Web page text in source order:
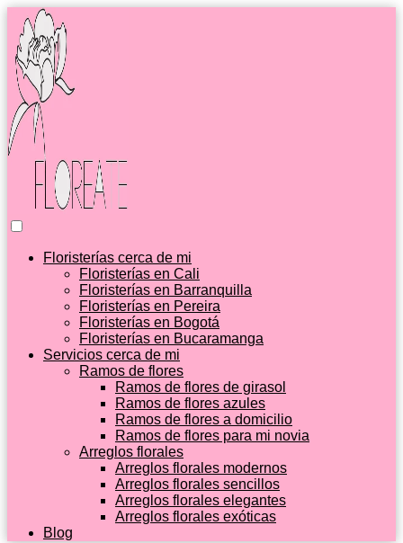
Floristerías cerca de mi
Floristerías en Cali
Floristerías en Barranquilla
Floristerías en Pereira
Floristerías en Bogotá
Floristerías en Bucaramanga
Servicios cerca de mi
Ramos de flores
Ramos de flores de girasol
Ramos de flores azules
Ramos de flores a domicilio
Ramos de flores para mi novia
Arreglos florales
Arreglos florales modernos
Arreglos florales sencillos
Arreglos florales elegantes
Arreglos florales exóticas
Blog